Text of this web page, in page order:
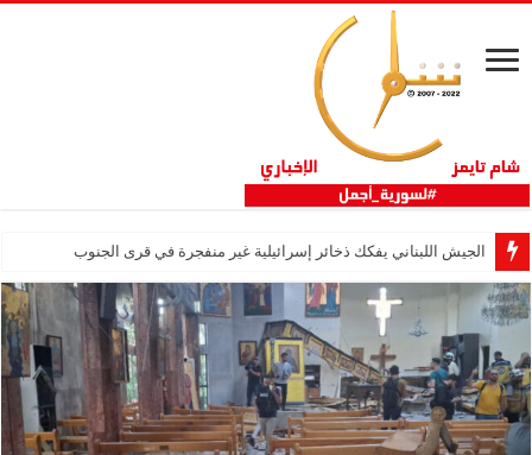
الجيش اللبناني يفكك ذخائر إسرائيلية غير منفجرة في قرى الجنوب